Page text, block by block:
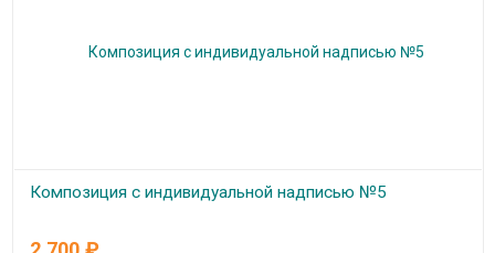
Композиция с индивидуальной надписью №5